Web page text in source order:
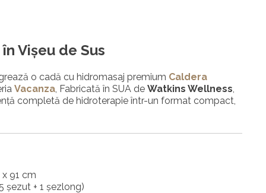
Vișeu de Sus
o cadă cu hidromasaj premium Caldera
Vacanza, Fabricată în SUA de Watkins Wellness,
completă de hidroterapie într-un format compact,
x 91 cm
șezut + 1 șezlong)